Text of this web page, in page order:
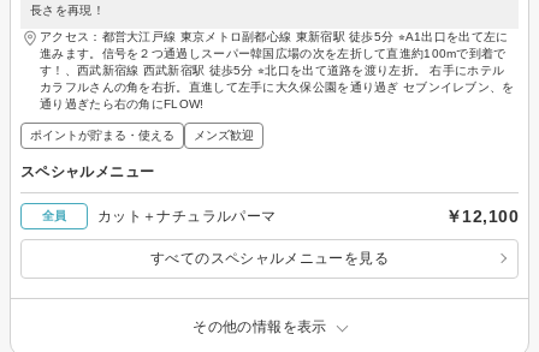
長さを再現！
アクセス：都営大江戸線 東京メトロ副都心線 東新宿駅 徒歩5分 ⭐︎A1出口を出て左に
進みます。信号を２つ通過しスーパー韓国広場の次を左折して直進約100mで到着で
す！、西武新宿線 西武新宿駅 徒歩5分 ⭐︎北口を出て道路を渡り左折。 右手にホテル
カラフルさんの角を右折。直進して左手に大久保公園を通り過ぎ セブンイレブン、を
通り過ぎたら右の角にFLOW!
ポイントが貯まる・使える メンズ歓迎
スペシャルメニュー
全員 カット＋ナチュラルパーマ ￥12,100
すべてのスペシャルメニューを見る
その他の情報を表示